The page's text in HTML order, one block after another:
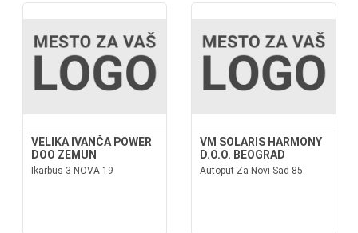
VELIKA IVANČA POWER
DOO ZEMUN
Ikarbus 3 NOVA 19
VM SOLARIS HARMONY
D.O.O. BEOGRAD
Autoput Za Novi Sad 85